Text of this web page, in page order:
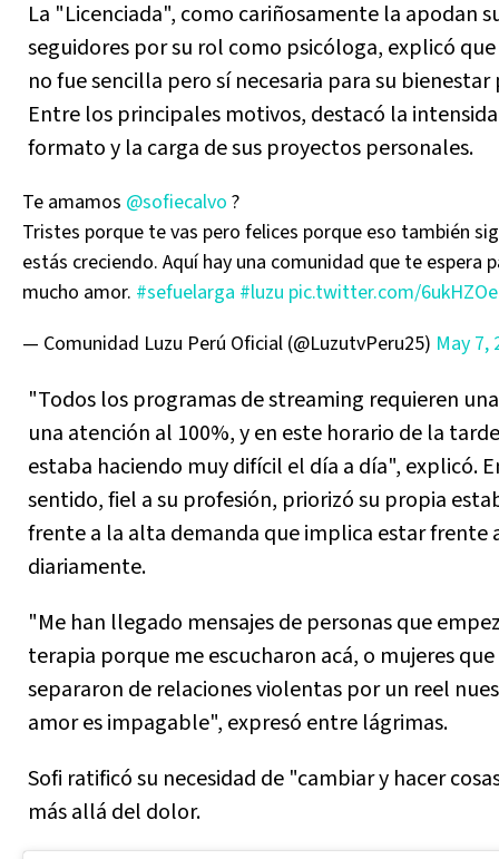
La "Licenciada", como cariñosamente la apodan
seguidores por su rol como psicóloga, explicó
no fue sencilla pero sí necesaria para su
Entre los principales motivos, destacó la
formato y la carga de sus proyectos personales.
Te amamos @sofiecalvo ?
Tristes porque te vas pero felices porque eso también
estás creciendo. Aquí hay una comunidad que te espera
mucho amor. #sefuelarga #luzu pic.twitter.com/
— Comunidad Luzu Perú Oficial (@LuzutvPeru25) May 7,
"Todos los programas de streaming requieren
una atención al 100%, y en este horario de la
estaba haciendo muy difícil el día a día", explicó.
sentido, fiel a su profesión, priorizó su propia
frente a la alta demanda que implica estar frente
diariamente.
"Me han llegado mensajes de personas que
terapia porque me escucharon acá, o mujeres que
separaron de relaciones violentas por un reel
amor es impagable", expresó entre lágrimas.
Sofi ratificó su necesidad de "cambiar y hacer
más allá del dolor.